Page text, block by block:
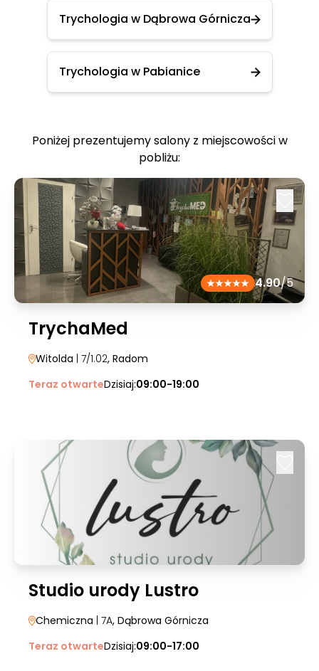
Trychologia w Dąbrowa Górnicza
Trychologia w Pabianice
Poniżej prezentujemy salony z miejscowości w
pobliżu:
4.90/5
TrychaMed
Witolda | 7/1.02, Radom
Teraz otwarteDzisiaj:09:00-19:00
Studio urody Lustro
Chemiczna | 7A, Dąbrowa Górnicza
Teraz otwarteDzisiaj:09:00-17:00